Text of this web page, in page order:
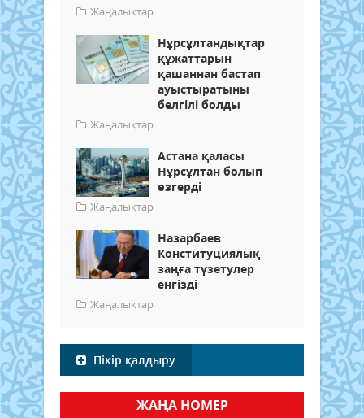
Жаңалықтар
Нұрсұлтандықтар
құжаттарын
қашаннан бастап
ауыстыратыны
белгілі болды
Жаңалықтар
Астана қаласы
Нұрсұлтан болып
өзгерді
Жаңалықтар
Назарбаев
Конституциялық
заңға түзетулер
енгізді
Жаңалықтар
Пікір қалдыру
ЖАҢА НОМЕР